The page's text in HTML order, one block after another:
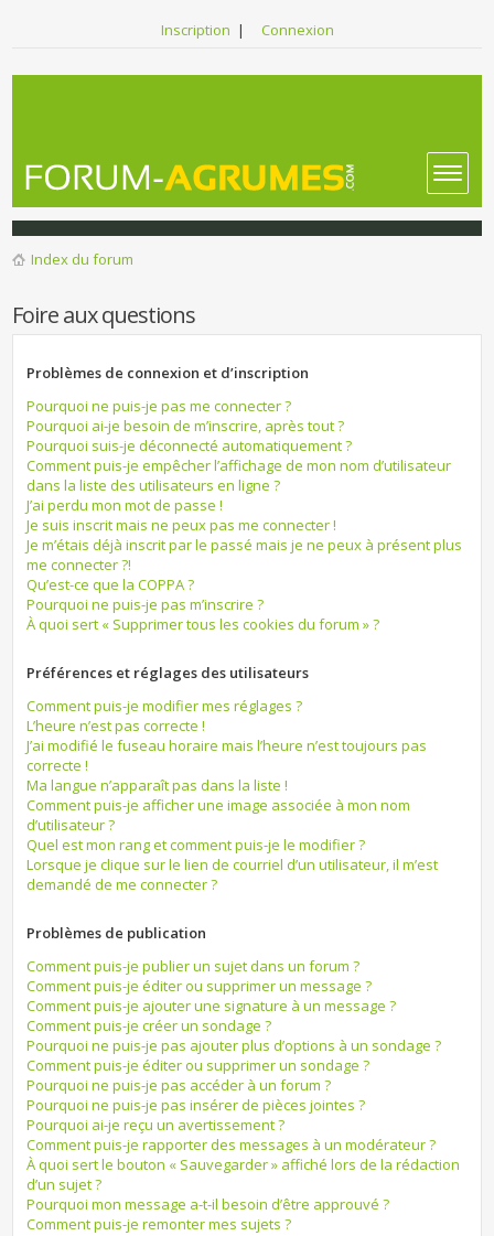
Inscription | Connexion
Index du forum
Foire aux questions
Problèmes de connexion et d’inscription
Pourquoi ne puis-je pas me connecter ?
Pourquoi ai-je besoin de m’inscrire, après tout ?
Pourquoi suis-je déconnecté automatiquement ?
Comment puis-je empêcher l’affichage de mon nom d’utilisateur
dans la liste des utilisateurs en ligne ?
J’ai perdu mon mot de passe !
Je suis inscrit mais ne peux pas me connecter !
Je m’étais déjà inscrit par le passé mais je ne peux à présent plus
me connecter ?!
Qu’est-ce que la COPPA ?
Pourquoi ne puis-je pas m’inscrire ?
À quoi sert « Supprimer tous les cookies du forum » ?
Préférences et réglages des utilisateurs
Comment puis-je modifier mes réglages ?
L’heure n’est pas correcte !
J’ai modifié le fuseau horaire mais l’heure n’est toujours pas
correcte !
Ma langue n’apparaît pas dans la liste !
Comment puis-je afficher une image associée à mon nom
d’utilisateur ?
Quel est mon rang et comment puis-je le modifier ?
Lorsque je clique sur le lien de courriel d’un utilisateur, il m’est
demandé de me connecter ?
Problèmes de publication
Comment puis-je publier un sujet dans un forum ?
Comment puis-je éditer ou supprimer un message ?
Comment puis-je ajouter une signature à un message ?
Comment puis-je créer un sondage ?
Pourquoi ne puis-je pas ajouter plus d’options à un sondage ?
Comment puis-je éditer ou supprimer un sondage ?
Pourquoi ne puis-je pas accéder à un forum ?
Pourquoi ne puis-je pas insérer de pièces jointes ?
Pourquoi ai-je reçu un avertissement ?
Comment puis-je rapporter des messages à un modérateur ?
À quoi sert le bouton « Sauvegarder » affiché lors de la rédaction
d’un sujet ?
Pourquoi mon message a-t-il besoin d’être approuvé ?
Comment puis-je remonter mes sujets ?